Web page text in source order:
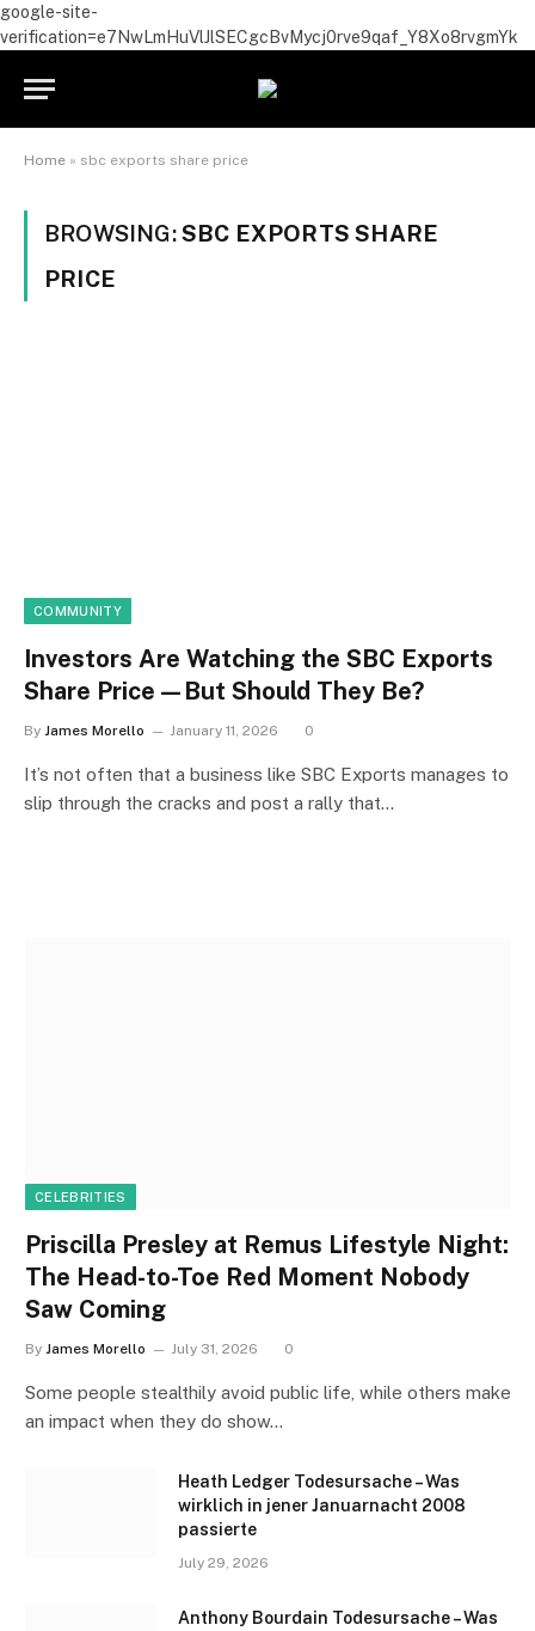
google-site-
verification=e7NwLmHuVlJlSECgcBvMycj0rve9qaf_Y8Xo8rvgmYk
Home » sbc exports share price
BROWSING:SBC EXPORTS SHARE
PRICE
COMMUNITY
Investors Are Watching the SBC Exports
Share Price—But Should They Be?
By James Morello January 11, 2026 0
It’s not often that a business like SBC Exports manages to
slip through the cracks and post a rally that…
CELEBRITIES
Priscilla Presley at Remus Lifestyle Night:
The Head-to-Toe Red Moment Nobody
Saw Coming
By James Morello July 31, 2026 0
Some people stealthily avoid public life, while others make
an impact when they do show…
Heath Ledger Todesursache – Was
wirklich in jener Januarnacht 2008
passierte
July 29, 2026
Anthony Bourdain Todesursache – Was